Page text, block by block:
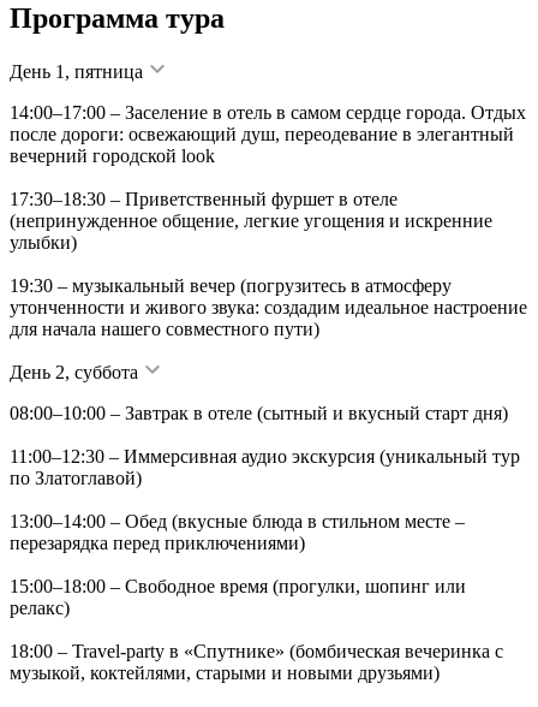
Программа тура
День 1, пятница
14:00–17:00 – Заселение в отель в самом сердце города. Отдых
после дороги: освежающий душ, переодевание в элегантный
вечерний городской look
17:30–18:30 – Приветственный фуршет в отеле
(непринужденное общение, легкие угощения и искренние
улыбки)
19:30 – музыкальный вечер (погрузитесь в атмосферу
утонченности и живого звука: создадим идеальное настроение
для начала нашего совместного пути)
День 2, суббота
08:00–10:00 – Завтрак в отеле (сытный и вкусный старт дня)
11:00–12:30 – Иммерсивная аудио экскурсия (уникальный тур
по Златоглавой)
13:00–14:00 – Обед (вкусные блюда в стильном месте –
перезарядка перед приключениями)
15:00–18:00 – Свободное время (прогулки, шопинг или
релакс)
18:00 – Travel-party в «Спутнике» (бомбическая вечеринка с
музыкой, коктейлями, старыми и новыми друзьями)